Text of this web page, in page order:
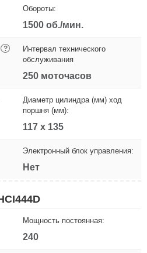
Обороты:
1500 об./мин.
?
Интервал технического
обслуживания
250 моточасов
Диаметр цилиндра (мм) ход
поршня (мм):
117 x 135
Электронный блок управления:
Нет
Мощность постоянная:
240